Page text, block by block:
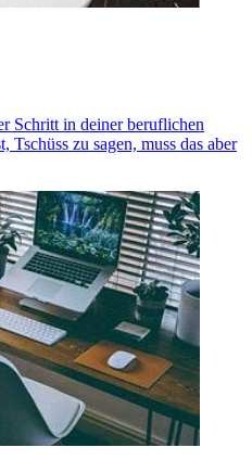
Schritt in deiner beruflichen
Tschüss zu sagen, muss das aber